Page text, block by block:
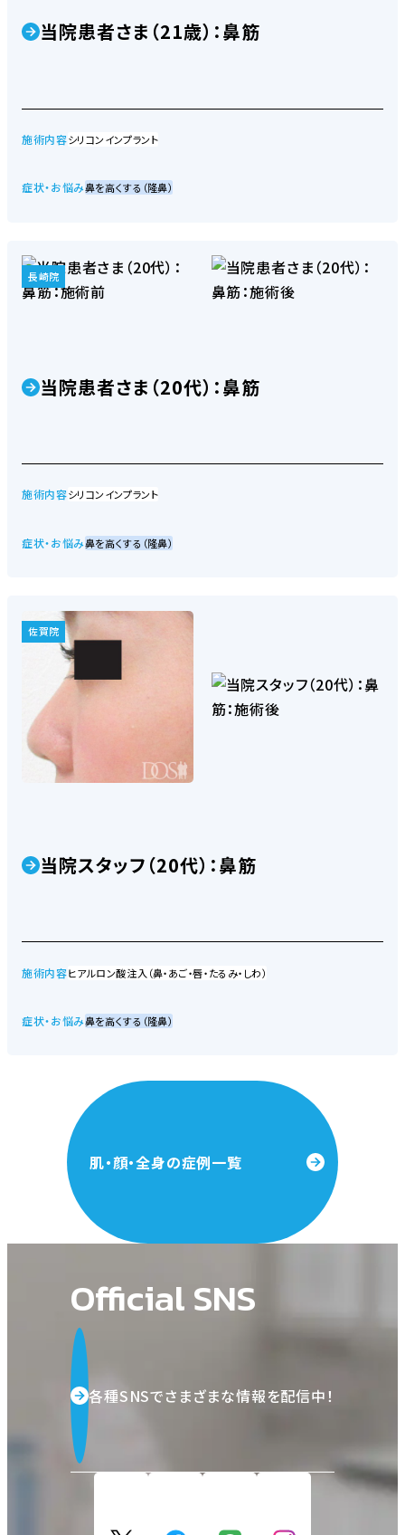
当院患者さま（21歳）：鼻筋
施術内容シリコンインプラント
症状・お悩み鼻を高くする（隆鼻）
長崎院
当院患者さま（20代）：鼻筋
施術内容シリコンインプラント
症状・お悩み鼻を高くする（隆鼻）
佐賀院
当院スタッフ（20代）：鼻筋
施術内容ヒアルロン酸注入（鼻・あご・唇・たるみ・しわ）
症状・お悩み鼻を高くする（隆鼻）
肌・顔・全身の症例一覧
Official SNS
各種SNSでさまざまな情報を配信中！